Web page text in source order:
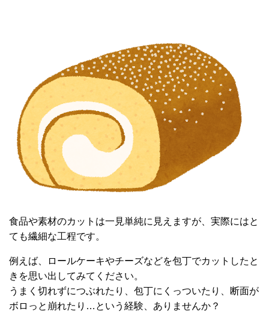
食品や素材のカットは一見単純に見えますが、実際にはと
ても繊細な工程です。
例えば、ロールケーキやチーズなどを包丁でカットしたと
きを思い出してみてください。
うまく切れずにつぶれたり、包丁にくっついたり、断面が
ボロっと崩れたり…という経験、ありませんか？